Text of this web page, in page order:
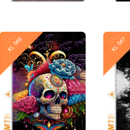
Novo
KL 048 Novo
KL 047